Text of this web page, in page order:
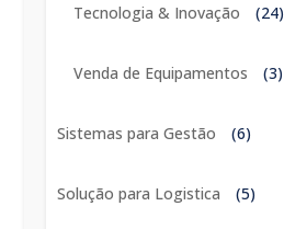
Tecnologia & Inovação (24)
Venda de Equipamentos (3)
Sistemas para Gestão (6)
Solução para Logistica (5)